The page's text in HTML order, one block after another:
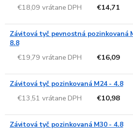
€18,09 vrátane DPH €14,71
Závitová tyč pevnostná pozinkovaná
8.8
€19,79 vrátane DPH €16,09
Závitová tyč pozinkovaná M24 - 4.8
€13,51 vrátane DPH €10,98
Závitová tyč pozinkovaná M30 - 4.8